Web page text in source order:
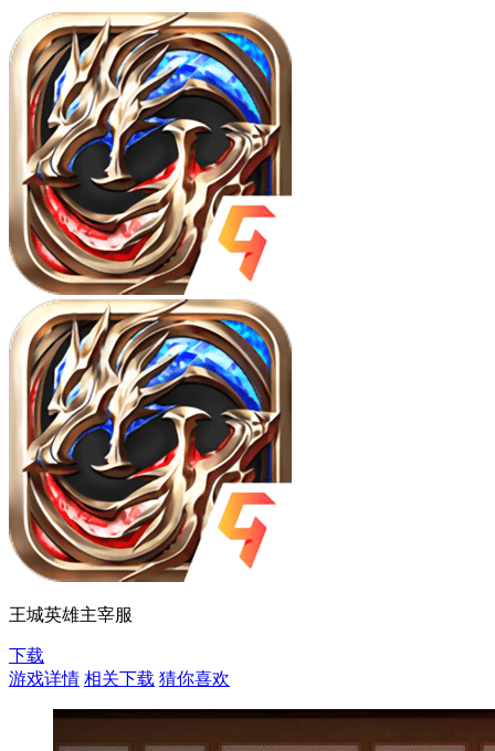
王城英雄主宰服
下载
游戏详情 相关下载 猜你喜欢